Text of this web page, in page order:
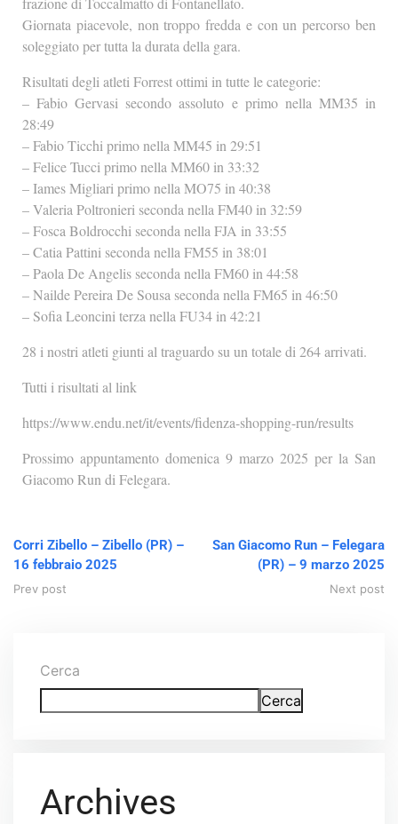
Giornata piacevole, non troppo fredda e con un percorso ben
soleggiato per tutta la durata della gara.
Risultati degli atleti Forrest ottimi in tutte le categorie:
– Fabio Gervasi secondo assoluto e primo nella MM35 in
28:49
– Fabio Ticchi primo nella MM45 in 29:51
– Felice Tucci primo nella MM60 in 33:32
– Iames Migliari primo nella MO75 in 40:38
– Valeria Poltronieri seconda nella FM40 in 32:59
– Fosca Boldrocchi seconda nella FJA in 33:55
– Catia Pattini seconda nella FM55 in 38:01
– Paola De Angelis seconda nella FM60 in 44:58
– Nailde Pereira De Sousa seconda nella FM65 in 46:50
– Sofia Leoncini terza nella FU34 in 42:21
28 i nostri atleti giunti al traguardo su un totale di 264 arrivati.
Tutti i risultati al link
https://www.endu.net/it/events/fidenza-shopping-run/results
Prossimo appuntamento domenica 9 marzo 2025 per la San
Giacomo Run di Felegara.
Corri Zibello – Zibello (PR) –
16 febbraio 2025
Prev post
San Giacomo Run – Felegara
(PR) – 9 marzo 2025
Next post
Cerca
Cerca
Archives